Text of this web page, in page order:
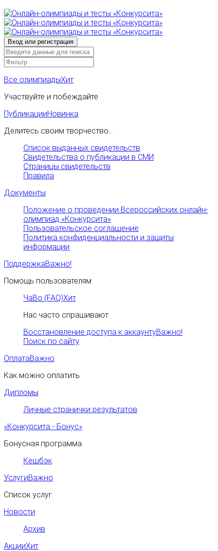
Все олимпиадыХит
Участвуйте и побеждайте
ПубликацииНовинка
Делитесь своим творчество...
Список выданных свидетельств
Свидетельства о публикации в СМИ
Страницы свидетельств
Правила
Документы
Положение о проведении Всероссийских онлайн-
олимпиад «Конкурсита»
Пользовательское соглашение
Политика конфиденциальности и защиты
информации
ПоддержкаВажно!
Помощь пользователям
ЧаВо (FAQ)Хит
Нас часто спрашивают
Восстановление доступа к аккаунтуВажно!
Поиск по сайту
ОплатаВажно
Как можно оплатить
Дипломы
Личные странички результатов
«Конкурсита - Бонус»
Бонусная программа
Кешбэк
УслугиВажно
Список услуг
Новости
Архив
АкцииХит